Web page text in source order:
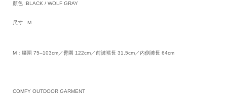
顏色 :BLACK / WOLF GRAY
尺寸 : M
M：腰圍 75–103cm／臀圍 122cm／前褲襠長 31.5cm／內側褲長 64cm
COMFY OUTDOOR GARMENT